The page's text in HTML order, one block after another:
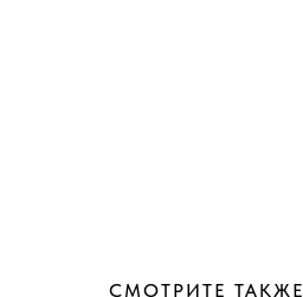
СМОТРИТЕ ТАКЖЕ